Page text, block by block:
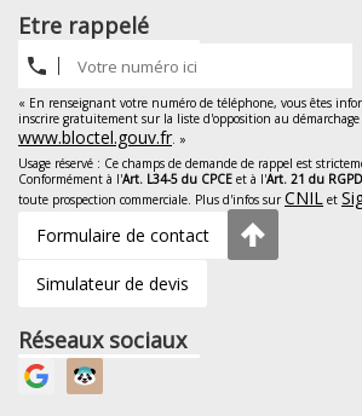
Etre rappelé
« En renseignant votre numéro de téléphone, vous êtes
inscrire gratuitement sur la liste d'opposition au
www.bloctel.gouv.fr. »
Usage réservé : Ce champs de demande de rappel est
Conformément à l'Art. L34-5 du CPCE et à l'Art. 21 du RGPD
toute prospection commerciale. Plus d'infos surCNIL et
Formulaire de contact
Simulateur de devis
Réseaux sociaux